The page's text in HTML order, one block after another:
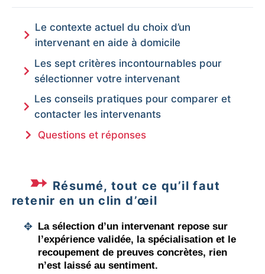
Le contexte actuel du choix d’un
intervenant en aide à domicile
Les sept critères incontournables pour
sélectionner votre intervenant
Les conseils pratiques pour comparer et
contacter les intervenants
Questions et réponses
Résumé, tout ce qu’il faut
retenir en un clin d’œil
La sélection d’un intervenant repose sur
l’expérience validée, la spécialisation et le
recoupement de preuves concrètes, rien
n’est laissé au sentiment.